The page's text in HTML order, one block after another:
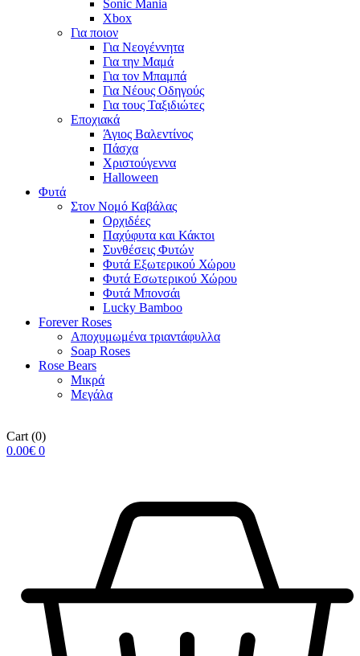
Sonic Mania
Xbox
Για ποιον
Για Νεογέννητα
Για την Μαμά
Για τον Μπαμπά
Για Νέους Οδηγούς
Για τους Ταξιδιώτες
Εποχιακά
Άγιος Βαλεντίνος
Πάσχα
Χριστούγεννα
Halloween
Φυτά
Στον Νομό Καβάλας
Ορχιδέες
Παχύφυτα και Κάκτοι
Συνθέσεις Φυτών
Φυτά Εξωτερικού Χώρου
Φυτά Εσωτερικού Χώρου
Φυτά Μπονσάι
Lucky Bamboo
Forever Roses
Αποχυμωμένα τριαντάφυλλα
Soap Roses
Rose Βears
Μικρά
Μεγάλα
Cart (0)
0.00€ 0